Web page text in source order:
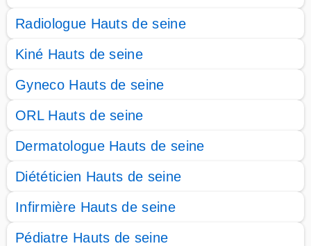
Radiologue Hauts de seine
Kiné Hauts de seine
Gyneco Hauts de seine
ORL Hauts de seine
Dermatologue Hauts de seine
Diététicien Hauts de seine
Infirmière Hauts de seine
Pédiatre Hauts de seine